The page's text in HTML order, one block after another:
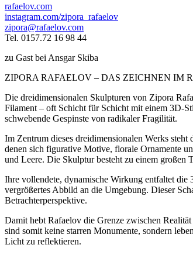
rafaelov.com
instagram.com/zipora_rafaelov
zipora@rafaelov.com
Tel. 0157.72 16 98 44
zu Gast bei Ansgar Skiba
ZIPORA RAFAELOV – DAS ZEICHNEN IM
Die dreidimensionalen Skulpturen von Zipora
Filament – oft Schicht für Schicht mit einem 3D-
schwebende Gespinste von radikaler Fragilität.
Im Zentrum dieses dreidimensionalen Werks
denen sich figurative Motive, florale Ornamente
und Leere. Die Skulptur besteht zu einem großen
Ihre vollendete, dynamische Wirkung entfaltet
vergrößertes Abbild an die Umgebung. Dieser
Betrachterperspektive.
Damit hebt Rafaelov die Grenze zwischen
sind somit keine starren Monumente, sondern
Licht zu reflektieren.